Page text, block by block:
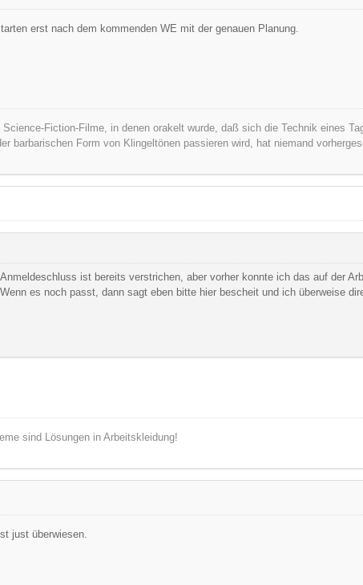
erst nach dem kommenden WE mit der genauen Planung.
Fiction-Filme, in denen orakelt wurde, daß sich die Technik eines
barbarischen Form von Klingeltönen passieren wird, hat niemand
ist bereits verstrichen, aber vorher konnte ich das auf der
es noch passt, dann sagt eben bitte hier bescheit und ich überweise
sind Lösungen in Arbeitskleidung!
just überwiesen.